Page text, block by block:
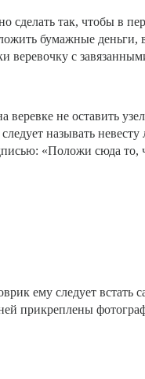
сделать так, чтобы в
бумажные деньги,
веревочку с
веревке не оставить
называть
«Положи сюда то,
ему следует
прикреплены